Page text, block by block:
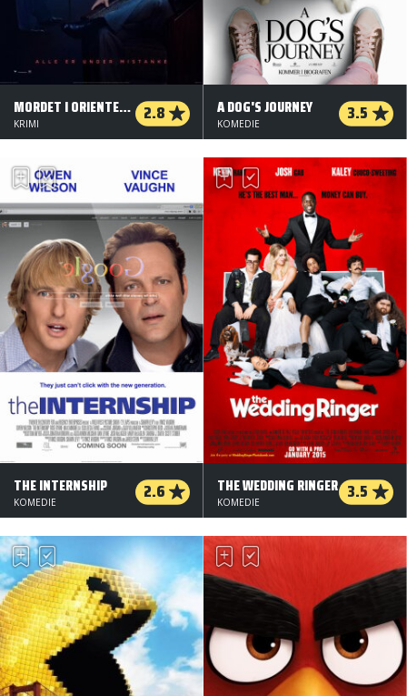
MORDET I ORIENTEKSPRESSEN 2.8
KRIMI
A DOG'S JOURNEY 3.5
KOMEDIE
THE INTERNSHIP 2.6
KOMEDIE
THE WEDDING RINGER 3.5
KOMEDIE